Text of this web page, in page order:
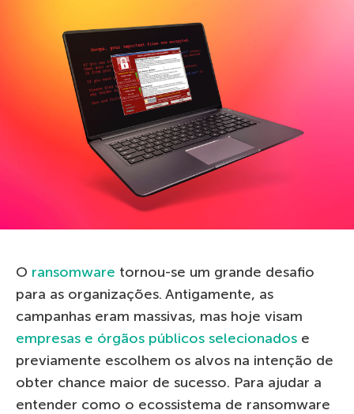
O ransomware tornou-se um grande desafio
para as organizações. Antigamente, as
campanhas eram massivas, mas hoje visam
empresas e órgãos públicos selecionados e
previamente escolhem os alvos na intenção de
obter chance maior de sucesso. Para ajudar a
entender como o ecossistema de ransomware